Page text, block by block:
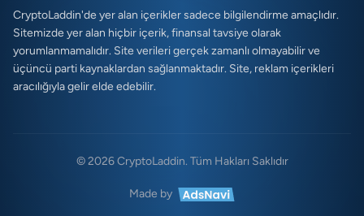
CryptoLaddin'de yer alan içerikler sadece bilgilendirme amaçlıdır.
Sitemizde yer alan hiçbir içerik, finansal tavsiye olarak
yorumlanmamalıdır. Site verileri gerçek zamanlı olmayabilir ve
üçüncü parti kaynaklardan sağlanmaktadır. Site, reklam içerikleri
aracılığıyla gelir elde edebilir.
© 2026 CryptoLaddin. Tüm Hakları Saklıdır
Made by